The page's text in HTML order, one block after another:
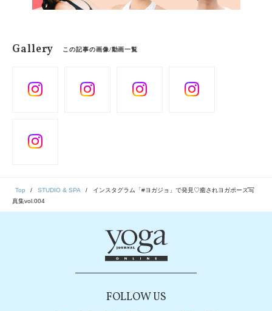
Gallery この記事の画像/動画一覧
Top STUDIO & SPA
インスタグラム「#ヨガジョ」で発見♡癒されヨガポーズ写
真集vol.004
FOLLOW US